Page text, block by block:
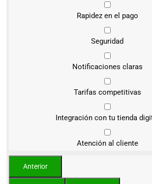
Rapidez en el pago
Seguridad
Notificaciones claras
Tarifas competitivas
Integración con tu tienda
Atención al cliente